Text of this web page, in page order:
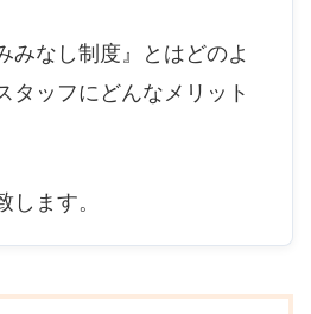
みなし制度』とはどのよ
タッフにどんなメリット
ます。